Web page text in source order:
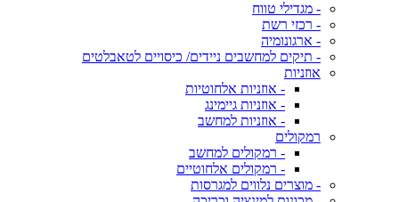
- מגדילי טווח
- רכזי רשת
- ארגונומיה
- תיקים למחשבים ניידים/ כיסויים לטאבלטים
אוזניות
- אוזניות אלחוטיות
- אוזניות גיימינג
- אוזניות למחשב
רמקולים
- רמקולים למחשב
- רמקולים אלחוטיים
- מוצרים נלווים למגרסות